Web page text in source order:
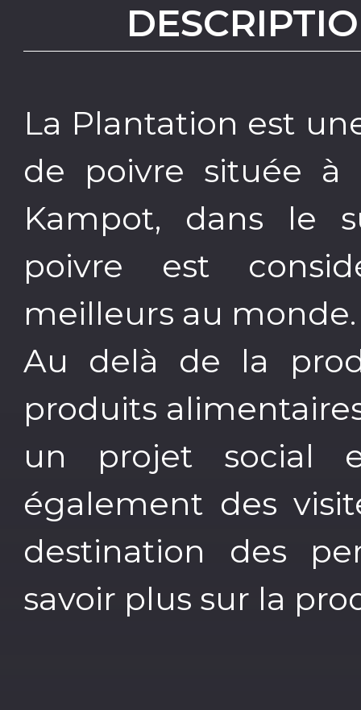
La Plantation est
de poivre située
Kampot, dans le
poivre est
meilleurs au monde.
Au delà de la
produits
un projet social
également des
destination des
savoir plus sur la